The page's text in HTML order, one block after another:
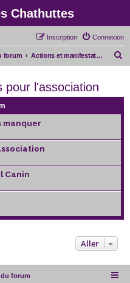
Chathuttes
Connexion
Inscription
forum Actions et manifestations pour l'association
h
pour l'association
manquer
Canin
Aller
forum